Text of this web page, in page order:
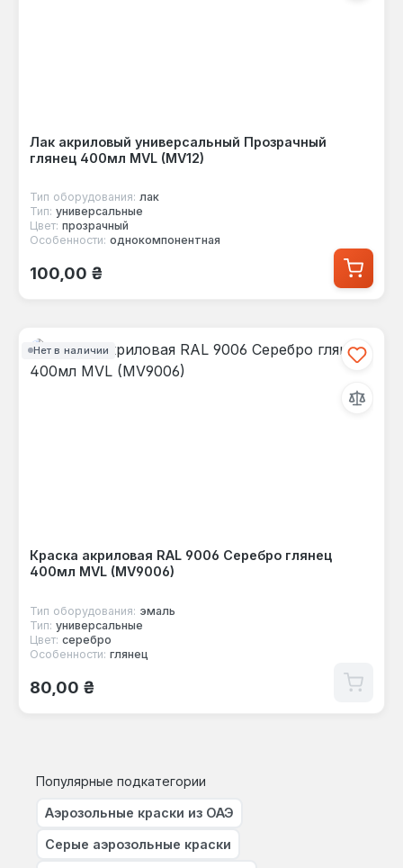
Лак акриловый универсальный Прозрачный
глянец 400мл MVL (MV12)
Тип оборудования: лак
Тип: универсальные
Цвет: прозрачный
Особенности: однокомпонентная
Обычная цена:
100,00 ₴
Нет в наличии
Краска акриловая RAL 9006 Серебро глянец
400мл MVL (MV9006)
Тип оборудования: эмаль
Тип: универсальные
Цвет: серебро
Особенности: глянец
Обычная цена:
80,00 ₴
Популярные подкатегории
Аэрозольные краски из ОАЭ
Серые аэрозольные краски